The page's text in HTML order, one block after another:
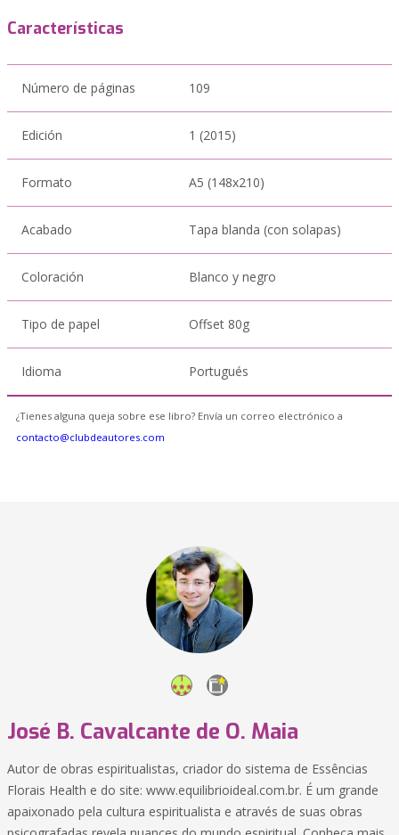
Características
Número de páginas 109
Edición 1 (2015)
Formato A5 (148x210)
Acabado Tapa blanda (con solapas)
Coloración Blanco y negro
Tipo de papel Offset 80g
Idioma Portugués
¿Tienes alguna queja sobre ese libro? Envía un correo electrónico a
contacto@clubdeautores.com
José B. Cavalcante de O. Maia
Autor de obras espiritualistas, criador do sistema de Essências
Florais Health e do site: www.equilibrioideal.com.br. É um grande
apaixonado pela cultura espiritualista e através de suas obras